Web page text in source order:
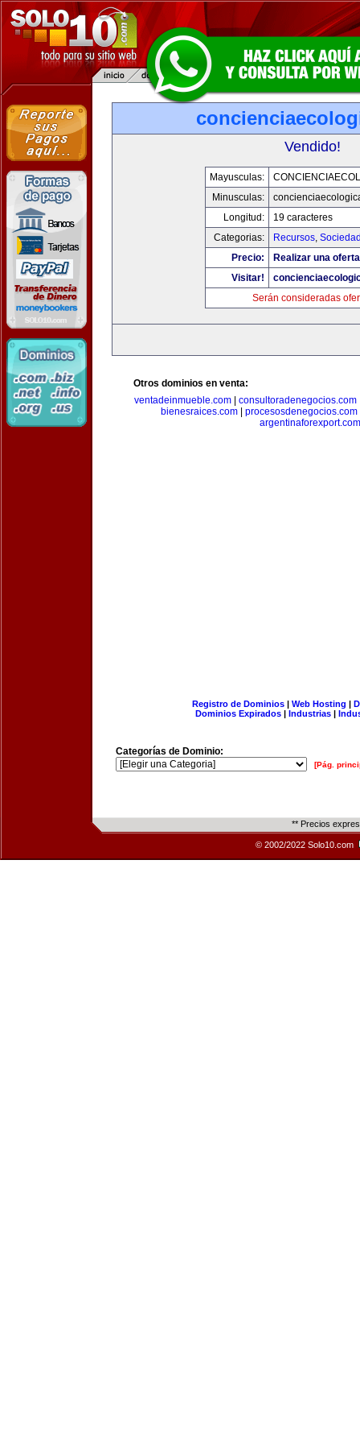
Vendido!
Mayusculas:
Minusculas:
Longitud:
19 caracteres
Categorias:
Recursos,
Precio:
Realizar una
Visitar!
Serán consideradas
Otros dominios en venta:
ventadeinmueble.com| consultoradenegocios.com
bienesraices.com
procesosdenegocios.com
argentinaforexport.com
Registro de Dominios| Web Hosting |
Dominios Expirados | Industrias |
Categorías de Dominio:
[Pág.
** Precios
© 2002/2022 Solo10.com